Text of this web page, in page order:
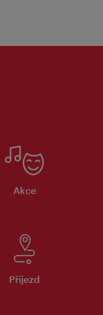
Akce
Příjezd